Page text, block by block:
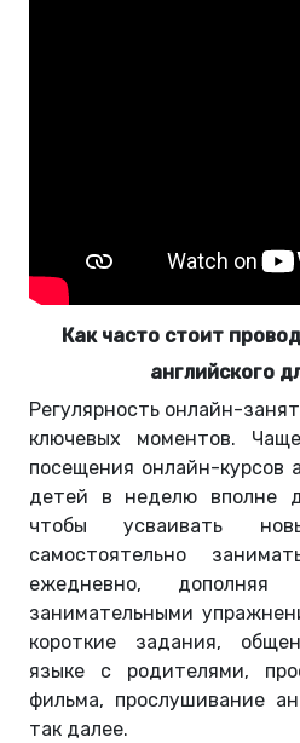
Как часто стоит
английского
Регулярность онлайн-
ключевых моментов.
посещения онлайн-курсов
детей в неделю вполне
чтобы усваивать
самостоятельно
ежедневно, дополняя
занимательными
короткие задания,
языке с родителями,
фильма, прослушивание
так далее.